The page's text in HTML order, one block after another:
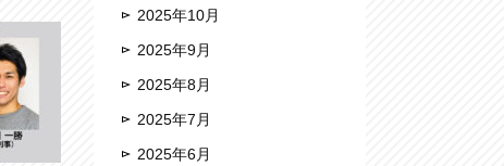
2025年10月
2025年9月
2025年8月
2025年7月
2025年6月